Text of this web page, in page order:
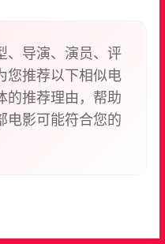
客房，正好是林东的休
刷窗的安坤看到。 安
王梅谈判，愤怒的王梅
，于是与安坤发生关
故产生。苹果怀孕了，
成了林东与安坤赌博的
、导演、演员、评
您推荐以下相似电
的推荐理由，帮助
电影可能符合您的